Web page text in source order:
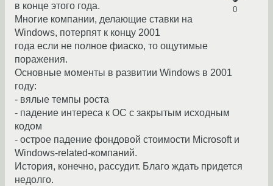
0
в конце этого года.
Многие компании, делающие ставки на
Windows, потерпят к концу 2001
года если не полное фиаско, то ощутимые
поражения.
Основные моменты в развитии Windows в 2001
году:
- вялые темпы роста
- падение интереса к ОС с закрытым исходным
кодом
- острое падение фондовой стоимости Microsoft и
Windows-related-компаний.
История, конечно, рассудит. Благо ждать придется
недолго.